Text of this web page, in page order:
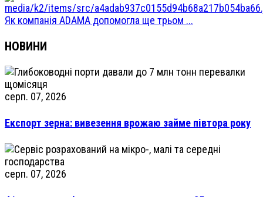
Як компанія ADAMA допомогла ще трьом ...
НОВИНИ
серп. 07, 2026
Експорт зерна: вивезення врожаю займе півтора року
серп. 07, 2026